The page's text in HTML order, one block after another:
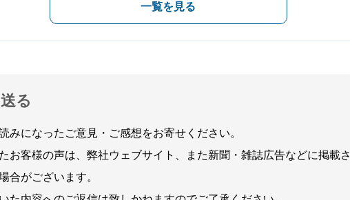
一覧を見る
る
みになったご意見・ご感想をお寄せください。
お客様の声は、弊社ウェブサイト、また新聞・雑誌広告などに掲載
合がございます。